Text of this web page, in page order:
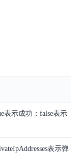
表示成功；false表示
表示弹